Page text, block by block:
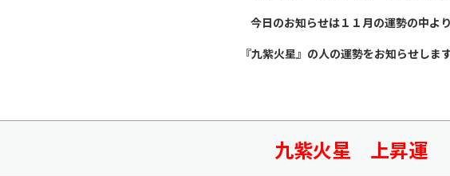
今日のお知らせは１１月の運勢の中より
『九紫火星』の人の運勢をお知らせします
九紫火星 上昇運